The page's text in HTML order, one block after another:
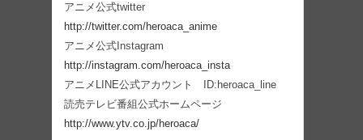
アニメ公式twitter
http://twitter.com/heroaca_anime
アニメ公式Instagram
http://instagram.com/heroaca_insta
アニメLINE公式アカウント ID:heroaca_line
読売テレビ番組公式ホームページ
http://www.ytv.co.jp/heroaca/